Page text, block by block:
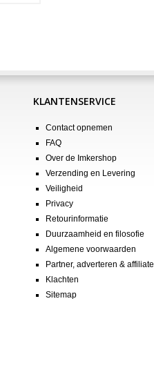
KLANTENSERVICE
Contact opnemen
FAQ
Over de Imkershop
Verzending en Levering
Veiligheid
Privacy
Retourinformatie
Duurzaamheid en filosofie
Algemene voorwaarden
Partner, adverteren & affiliate
Klachten
Sitemap